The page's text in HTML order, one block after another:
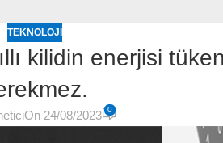
TEKNOLOJI
kilidin enerjisi
On 24/08/2023 0